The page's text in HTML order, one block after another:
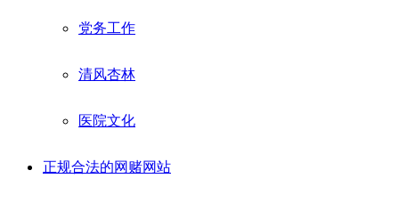
党务工作
清风杏林
医院文化
正规合法的网赌网站